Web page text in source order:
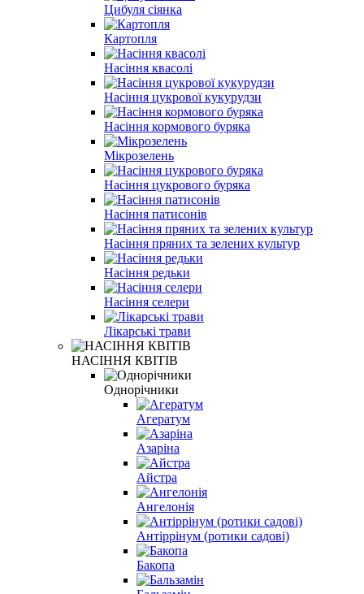
Цибуля сіянка
Картопля
Насіння квасолі
Насіння цукрової кукурудзи
Насіння кормового буряка
Мікрозелень
Насіння цукрового буряка
Насіння патисонів
Насіння пряних та зелених культур
Насіння редьки
Насіння селери
Лікарські трави
НАСІННЯ КВІТІВ
Однорічники
Агератум
Азаріна
Айстра
Ангелонія
Антіррінум (ротики садові)
Бакопа